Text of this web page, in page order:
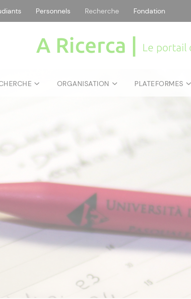
Personnels Recherche Fondation
A Ricerca | Le portail
ORGANISATION PLATEFORMES